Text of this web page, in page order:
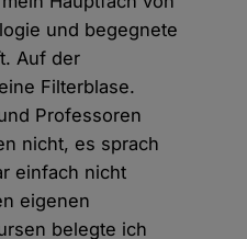
und begegnete
Auf der
Filterblase.
Professoren
nicht, es sprach
einfach nicht
eigenen
belegte ich